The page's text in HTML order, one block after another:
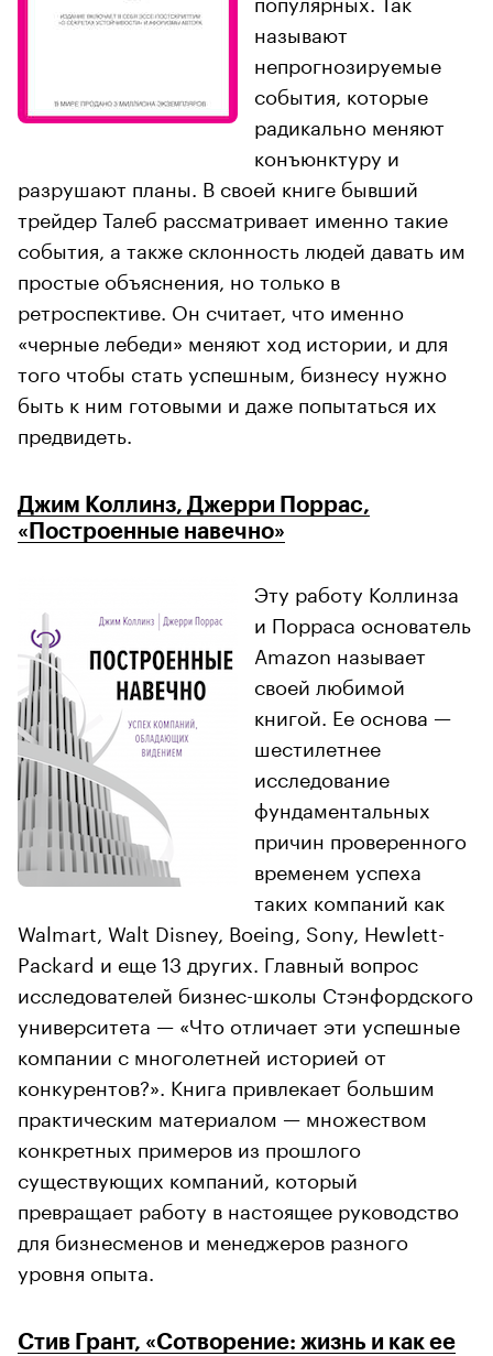
называют
непрогнозируемые
события, которые
радикально меняют
конъюнктуру и
разрушают планы. В своей книге бывший
трейдер Талеб рассматривает именно такие
события, а также склонность людей давать им
простые объяснения, но только в
ретроспективе. Он считает, что именно
«черные лебеди» меняют ход истории, и для
того чтобы стать успешным, бизнесу нужно
быть к ним готовыми и даже попытаться их
предвидеть.
Джим Коллинз, Джерри Поррас,
«Построенные навечно»
Эту работу Коллинза
и Порраса основатель
Amazon называет
своей любимой
книгой. Ее основа —
шестилетнее
исследование
фундаментальных
причин проверенного
временем успеха
таких компаний как
Walmart, Walt Disney, Boeing, Sony, Hewlett-
Packard и еще 13 других. Главный вопрос
исследователей бизнес-школы Стэнфордского
университета — «Что отличает эти успешные
компании с многолетней историей от
конкурентов?». Книга привлекает большим
практическим материалом — множеством
конкретных примеров из прошлого
существующих компаний, который
превращает работу в настоящее руководство
для бизнесменов и менеджеров разного
уровня опыта.
Стив Грант, «Сотворение: жизнь и как ее